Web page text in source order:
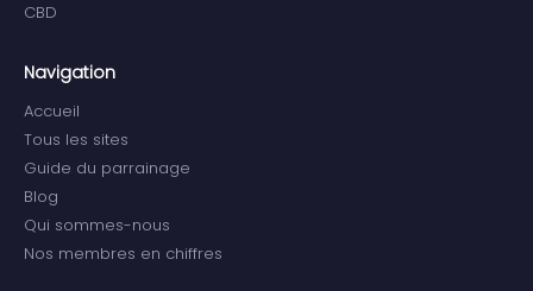
CBD
Navigation
Accueil
Tous les sites
Guide du parrainage
Blog
Qui sommes-nous
Nos membres en chiffres